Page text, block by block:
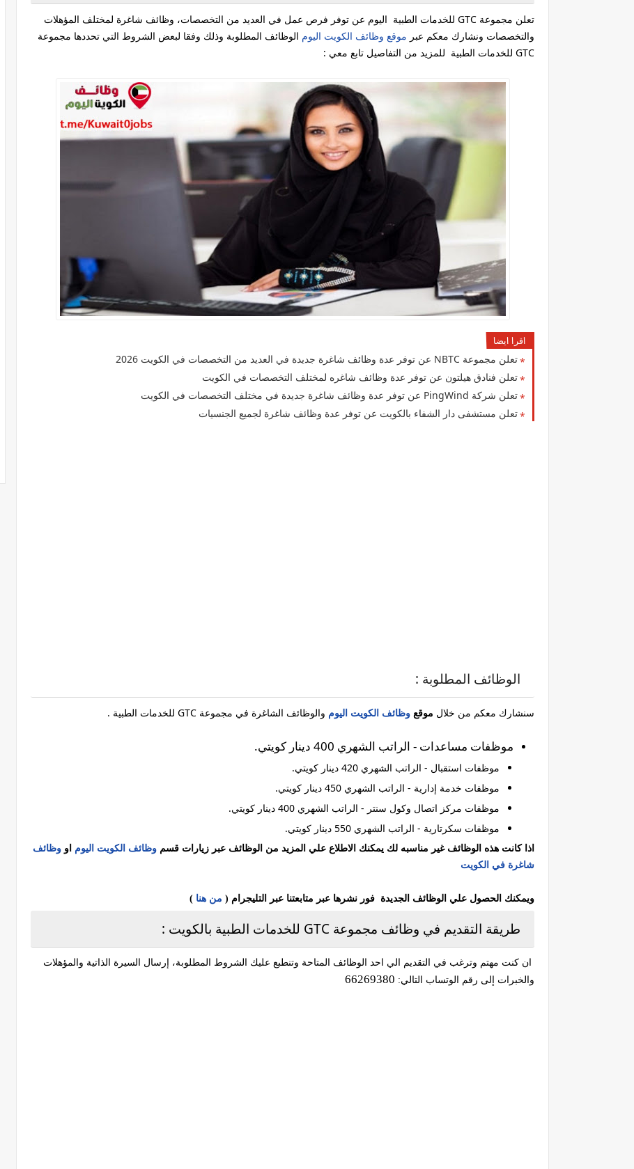
تعلن مجموعة GTC للخدمات الطبية اليوم عن توفر فرص عمل في العديد من التخصصات، وظائف شاغرة لمختلف المؤهلات
والتخصصات ونشارك معكم عبر موقع وظائف الكويت اليوم الوظائف المطلوبة وذلك وفقا لبعض الشروط التي تحددها مجموعة
GTC للخدمات الطبية للمزيد من التفاصيل تابع معي :
اقرا ايضا
تعلن مجموعة NBTC عن توفر عدة وظائف شاغرة جديدة في العديد من التخصصات في الكويت 2026
تعلن فنادق هيلتون عن توفر عدة وظائف شاغره لمختلف التخصصات في الكويت
تعلن شركة ‏PingWind‏ عن توفر عدة وظائف شاغرة جديدة في مختلف التخصصات في الكويت
تعلن مستشفى دار الشفاء بالكويت عن توفر عدة وظائف شاغرة لجميع الجنسيات
الوظائف المطلوبة :
سنشارك معكم من خلال موقع وظائف الكويت اليوم والوظائف الشاغرة في مجموعة GTC للخدمات الطبية .
موظفات مساعدات - الراتب الشهري 400 دينار كويتي.
موظفات استقبال - الراتب الشهري 420 دينار كويتي.
موظفات خدمة إدارية - الراتب الشهري 450 دينار كويتي.
موظفات مركز اتصال وكول سنتر - الراتب الشهري 400 دينار كويتي.
موظفات سكرتارية - الراتب الشهري 550 دينار كويتي.
اذا كانت هذه الوظائف غير مناسبه لك يمكنك الاطلاع علي المزيد من الوظائف عبر زيارات قسم وظائف الكويت اليوم او وظائف
شاغرة في الكويت
ويمكنك الحصول علي الوظائف الجديدة فور نشرها عبر متابعتنا عبر التليجرام ( من هنا )
طريقة التقديم في وظائف مجموعة GTC للخدمات الطبية بالكويت :
ان كنت مهتم وترغب في التقديم الي احد الوظائف المتاحة وتنطبع عليك الشروط المطلوبة، إرسال السيرة الذاتية والمؤهلات
والخبرات إلى رقم الوتساب التالي: 66269380